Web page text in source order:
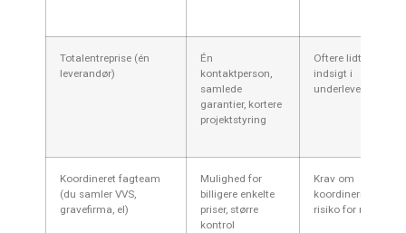
Totalentreprise (én
leverandør)
Én
kontaktperson,
samlede
garantier, kortere
projektstyring
Oftere lidt dyrere;
indsigt i
underleverandører
Koordineret fagteam
(du samler VVS,
gravefirma, el)
Mulighed for
billigere enkelte
priser, større
kontrol
Krav om
risiko for